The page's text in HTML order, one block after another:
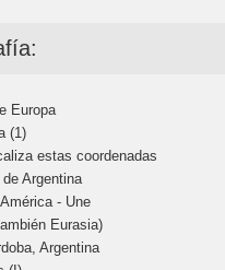
Europa
(1)
estas coordenadas
Argentina
- Une
Eurasia)
Argentina